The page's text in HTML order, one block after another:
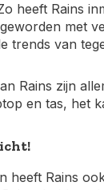
heeft Rains
met
trends van
Rains zijn
en tas, het
heeft Rains